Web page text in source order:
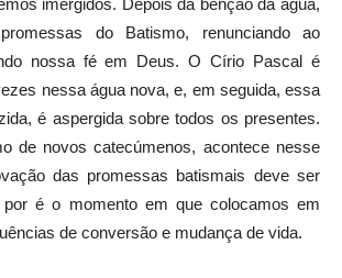
do Batismo, renunciando ao
nossa fé em Deus. O Círio Pascal é
nessa água nova, e, em seguida, essa
é aspergida sobre todos os presentes.
de novos catecúmenos, acontece nesse
das promessas batismais deve ser
por é o momento em que colocamos em
de conversão e mudança de vida.